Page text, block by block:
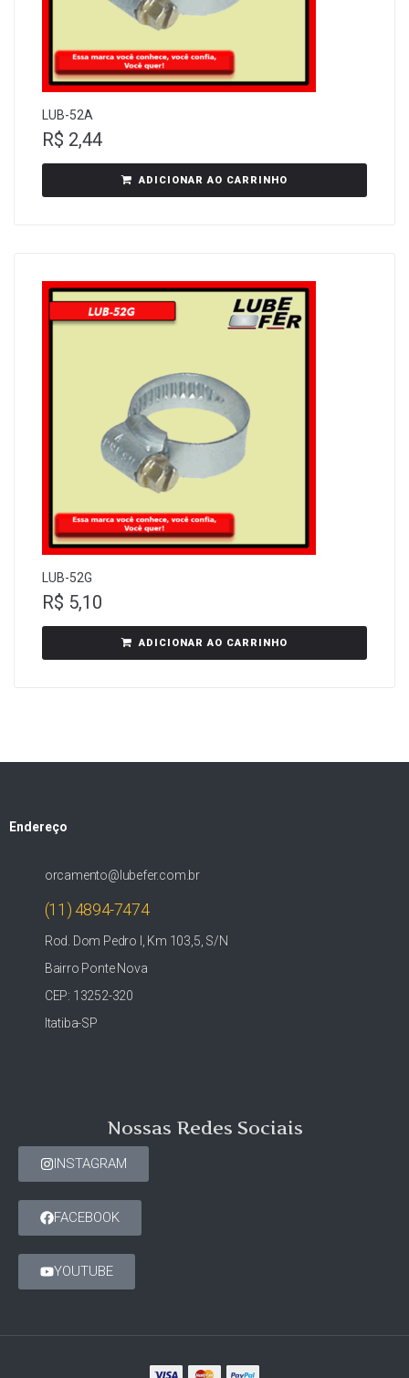
LUB-52A
R$ 2,44
ADICIONAR AO CARRINHO
LUB-52G
R$ 5,10
ADICIONAR AO CARRINHO
Endereço
orcamento@lubefer.com.br
(11) 4894-7474
Rod. Dom Pedro I, Km 103,5, S/N
Bairro Ponte Nova
CEP: 13252-320
Itatiba-SP
Nossas Redes Sociais
INSTAGRAM
FACEBOOK
YOUTUBE